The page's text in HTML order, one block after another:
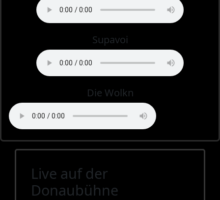
Supavoi
Die Wolkn
Live auf der
Donaubühne